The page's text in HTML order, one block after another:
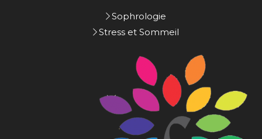
Sophrologie
Stress et Sommeil